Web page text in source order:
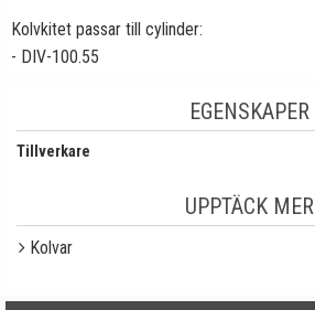
Kolvkitet passar till cylinder:
- DIV-100.55
EGENSKAPER
Tillverkare
UPPTÄCK MER
Kolvar